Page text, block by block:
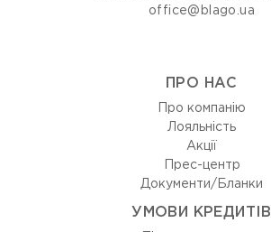
office@blago.ua
ПРО НАС
Про компанію
Лояльність
Акції
Прес-центр
Документи/Бланки
УМОВИ КРЕДИТІВ